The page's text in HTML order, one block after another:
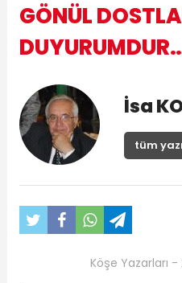
GÖNÜL
İsa
tüm
Köşe Yazarları -